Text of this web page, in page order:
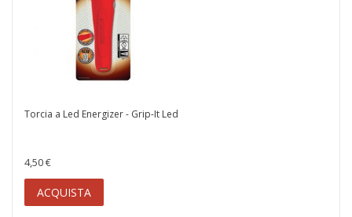
Torcia a Led Energizer - Grip-It Led
4,50 €
ACQUISTA